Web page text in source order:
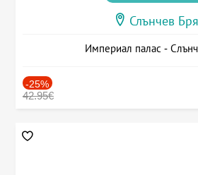
Слънчев
Империал палас -
-25%
42.95€